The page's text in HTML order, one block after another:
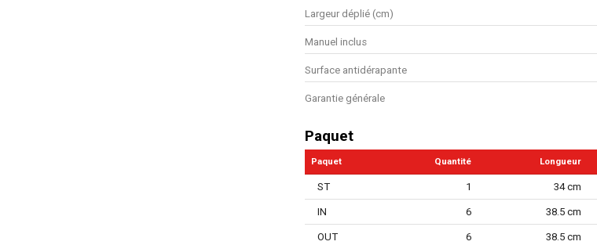
Largeur déplié (cm)
Manuel inclus
Surface antidérapante
Garantie générale
Paquet
Paquet Quantité Longueur
ST 1 34 cm
IN 6 38.5 cm
OUT 6 38.5 cm